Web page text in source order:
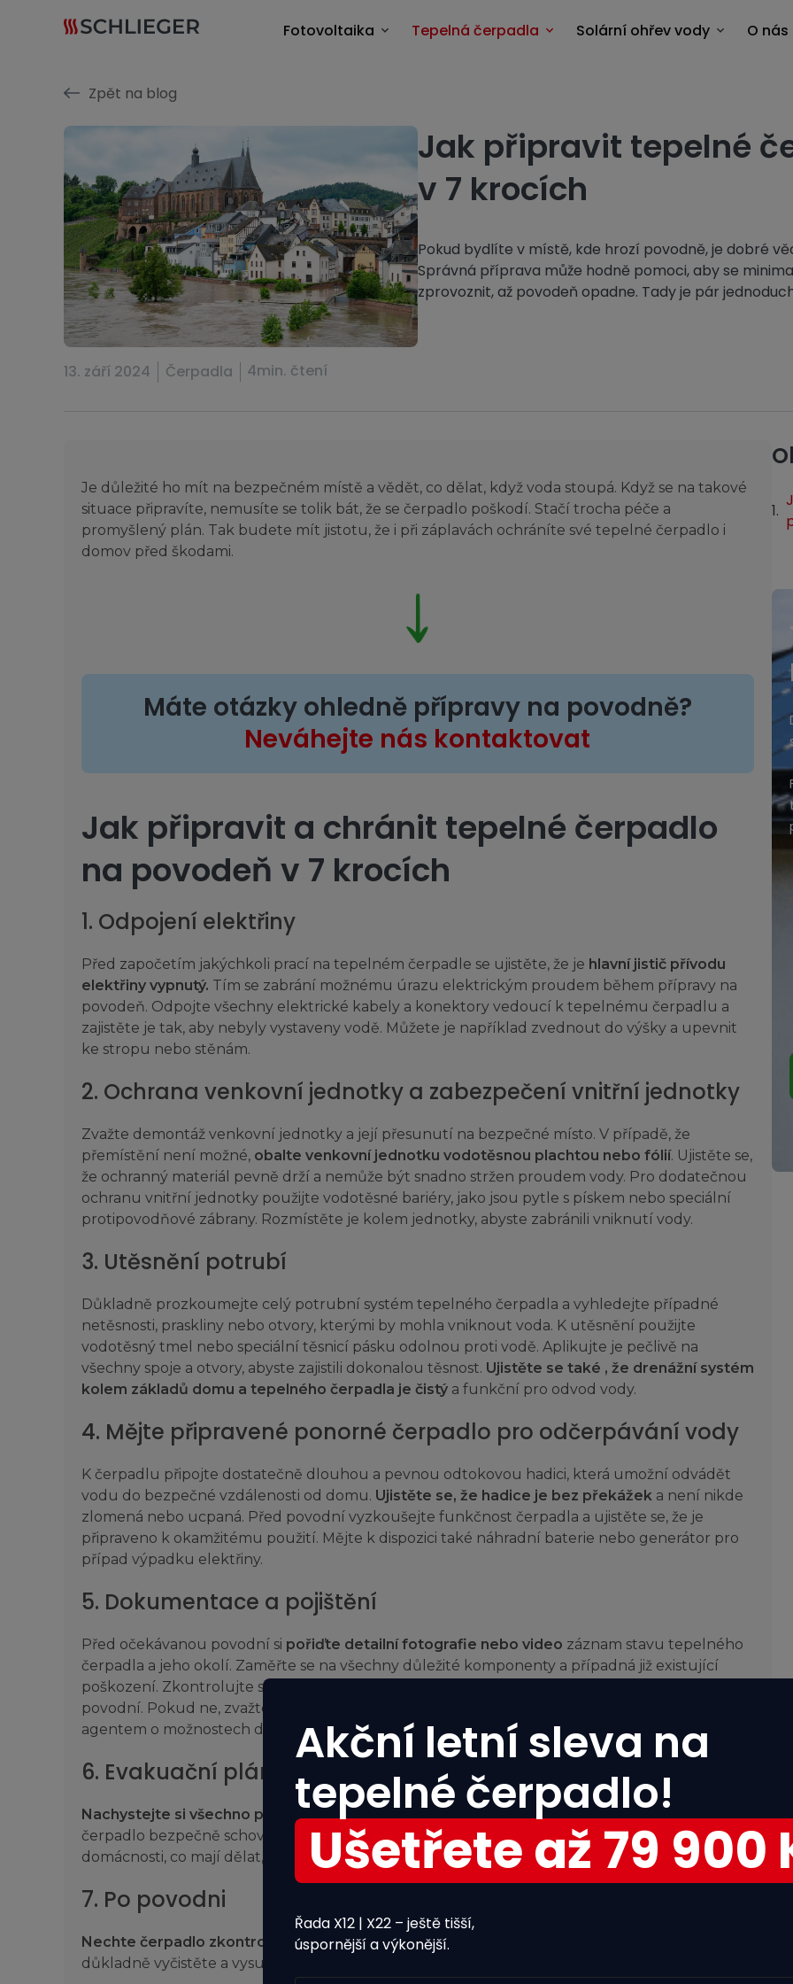
Fotovoltaika Tepelná čerpadla Solární ohřev vody O nás
Zpět na blog
Jak připravit tepelné
v 7 krocích
Pokud bydlíte v místě, kde hrozí povodně, je dobré
Správná příprava může hodně pomoci, aby se
zprovoznit, až povodeň opadne. Tady je pár
13. září 2024 Čerpadla 4min. čtení
Je důležité ho mít na bezpečném místě a vědět, co dělat, když voda stoupá. Když se na takové
situace připravíte, nemusíte se tolik bát, že se čerpadlo poškodí. Stačí trocha péče a
promyšlený plán. Tak budete mít jistotu, že i při záplavách ochráníte své tepelné čerpadlo i
domov před škodami.
Máte otázky ohledně přípravy na povodně?
Neváhejte nás kontaktovat
Jak připravit a chránit tepelné čerpadlo
na povodeň v 7 krocích
1. Odpojení elektřiny
Před započetím jakýchkoli prací na tepelném čerpadle se ujistěte, že je hlavní jistič přívodu
elektřiny vypnutý. Tím se zabrání možnému úrazu elektrickým proudem během přípravy na
povodeň. Odpojte všechny elektrické kabely a konektory vedoucí k tepelnému čerpadlu a
zajistěte je tak, aby nebyly vystaveny vodě. Můžete je například zvednout do výšky a upevnit
ke stropu nebo stěnám.
2. Ochrana venkovní jednotky a zabezpečení vnitřní jednotky
Zvažte demontáž venkovní jednotky a její přesunutí na bezpečné místo. V případě, že
přemístění není možné, obalte venkovní jednotku vodotěsnou plachtou nebo fólií. Ujistěte se,
že ochranný materiál pevně drží a nemůže být snadno stržen proudem vody. Pro dodatečnou
ochranu vnitřní jednotky použijte vodotěsné bariéry, jako jsou pytle s pískem nebo speciální
protipovodňové zábrany. Rozmístěte je kolem jednotky, abyste zabránili vniknutí vody.
3. Utěsnění potrubí
Důkladně prozkoumejte celý potrubní systém tepelného čerpadla a vyhledejte případné
netěsnosti, praskliny nebo otvory, kterými by mohla vniknout voda. K utěsnění použijte
vodotěsný tmel nebo speciální těsnicí pásku odolnou proti vodě. Aplikujte je pečlivě na
všechny spoje a otvory, abyste zajistili dokonalou těsnost. Ujistěte se také , že drenážní systém
kolem základů domu a tepelného čerpadla je čistý a funkční pro odvod vody.
4. Mějte připravené ponorné čerpadlo pro odčerpávání vody
K čerpadlu připojte dostatečně dlouhou a pevnou odtokovou hadici, která umožní odvádět
vodu do bezpečné vzdálenosti od domu. Ujistěte se, že hadice je bez překážek a není nikde
zlomená nebo ucpaná. Před povodní vyzkoušejte funkčnost čerpadla a ujistěte se, že je
připraveno k okamžitému použití. Mějte k dispozici také náhradní baterie nebo generátor pro
případ výpadku elektřiny.
5. Dokumentace a pojištění
Před očekávanou povodní si pořiďte detailní fotografie nebo video záznam stavu tepelného
čerpadla a jeho okolí. Zaměřte se na všechny důležité komponenty a případná již existující
poškození. Zkontrolujte svou pojistnou smlouvu a ujistěte se, že pokrývá škody způsobené
povodní. Pokud ne, zvažte rozšíření pojistného krytí nebo se poraďte se svým pojišťovacím
agentem o možnostech dodatečné ochrany.
6. Evakuační plán
Nachystejte si všechno potřebnénářadí a vozík, ať máte vše po ruce. Naplánujte, kam
čerpadlo bezpečně schováte před záplavou, ideálně někam hodně vysoko. Sdělte všem v
domácnosti, co mají dělat, aby při stěhování čerpadla spolupracovali.
7. Po povodni
Nechte čerpadlo zkontrolovat odborníkem před opětovným uvedením
důkladně vyčistěte a vysušte všechny komponenty.
dotace
Tepelná čerpadla jsou jedním z ekologických
způsobů vytápění, který lze prostřednictvím
až do výše 180 000 Kč.
dotace pokrývá až 95 % z výdajů.
Mám nárok na dotaci?
Akční letní sleva na
tepelné čerpadlo!
Ušetřete až 79 900
Řada X12 | X22 – ještě tišší,
úspornější a výkonější.
Kolik osob žije ve vaší domácnosti?